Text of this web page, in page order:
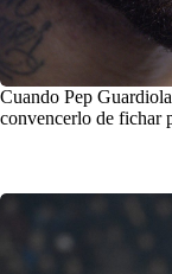
Cuando Pep
convencerlo de fichar